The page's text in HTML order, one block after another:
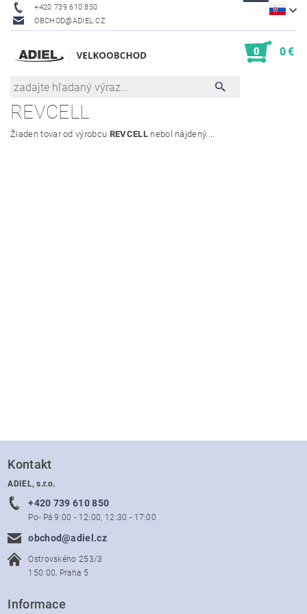
+420 739 610 850
OBCHOD@ADIEL.CZ
0 0 €
REVCELL
Žiaden tovar od výrobcu REVCELLnebol nájdený....
Kontakt
ADIEL, s.r.o.
+420 739 610 850
Po- Pá 9:00 - 12:00, 12:30 - 17:00
obchod@adiel.cz
Ostrovského 253/3
150 00, Praha 5
Informace